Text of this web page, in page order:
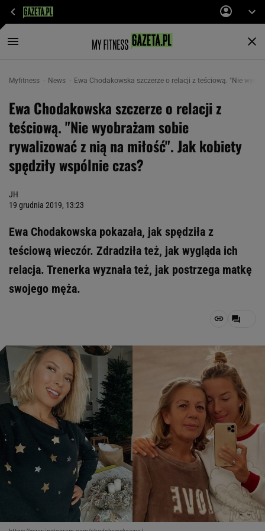
Myfitness News Ewa Chodakowska szczerze o relacji z teściową. "Nie
Ewa Chodakowska szczerze o relacji z
teściową. "Nie wyobrażam sobie
rywalizować z nią na miłość". Jak kobiety
spędziły wspólnie czas?
JH
19 grudnia 2019, 13:23
Ewa Chodakowska pokazała, jak spędziła z
teściową wieczór. Zdradziła też, jak wygląda ich
relacja. Trenerka wyznała też, jak postrzega matkę
swojego męża.